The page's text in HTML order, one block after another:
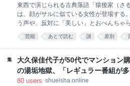
僕は日本人と、胸を張って言える」と言
た。 次世代育成キャンプで観客とタッチ
塁＝IGアリーナ八村の弟の阿蓮（神戸）
リカ系への蔑称とともに「おまえもおま
東西で演じられる古典落語「猿後家（さ
は、顔がサルに似ている女性が登場する
う声や、反対に「美しい」とおべんちゃ
るのを聞いて、女性が腹を立てたり浮か
を滑稽に描く。 上方の落語家、露（つゆ
がサルにそっくりでおもしろかった」と
感を抱いた経験がある。「そこで笑って
ゃなかった」。以降、顔が赤く目がつり
芸能 あとで読む 謎 差別
大久保佳代子が50代でマンション
の湯垢地獄、「レギュラー番組が
すい」不動産屋に言われた“芸能人
80 users shueisha.online